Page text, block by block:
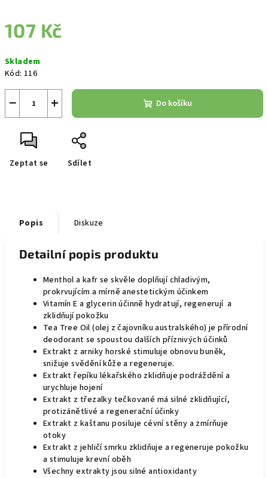
107 Kč
cena:
Skladem
Kód: 116
+
− Do košíku
Zeptat se Sdílet
Popis Diskuze
Detailní popis produktu
Menthol a kafr se skvěle doplňují chladivým,
prokrvujícím a mírně anestetickým účinkem
Vitamín E a glycerin účinně hydratují, regenerují a
zklidňují pokožku
Tea Tree Oil (olej z čajovníku australského) je přírodní
deodorant se spoustou dalších příznivých účinků
Extrakt z arniky horské stimuluje obnovu buněk,
snižuje svědění kůže a regeneruje.
Extrakt řepíku lékařského zklidňuje podráždění a
urychluje hojení
Extrakt z třezalky tečkované má silné zklidňující,
protizánětlivé a regenerační účinky
Extrakt z kaštanu posiluje cévní stěny a zmírňuje
otoky
Extrakt z jehličí smrku zklidňuje a regeneruje pokožku
a stimuluje krevní oběh
Všechny extrakty jsou silné antioxidanty